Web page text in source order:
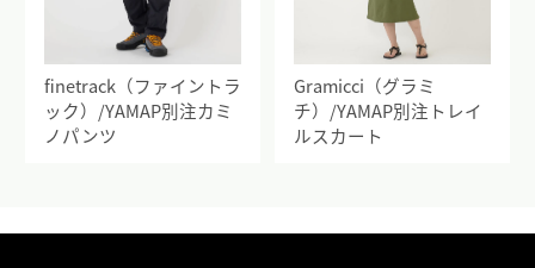
finetrack（ファイントラ
ック）/YAMAP別注カミ
ノパンツ
Gramicci（グラミ
チ）/YAMAP別注トレイ
ルスカート